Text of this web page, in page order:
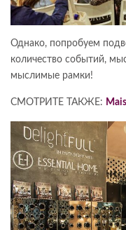
Однако, попробуем
количество событий,
мыслимые рамки!
СМОТРИТЕ ТАКЖЕ: